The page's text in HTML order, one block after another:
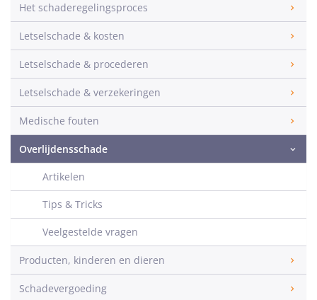
Het schaderegelingsproces
Letselschade & kosten
Letselschade & procederen
Letselschade & verzekeringen
Medische fouten
Overlijdensschade
Artikelen
Tips & Tricks
Veelgestelde vragen
Producten, kinderen en dieren
Schadevergoeding